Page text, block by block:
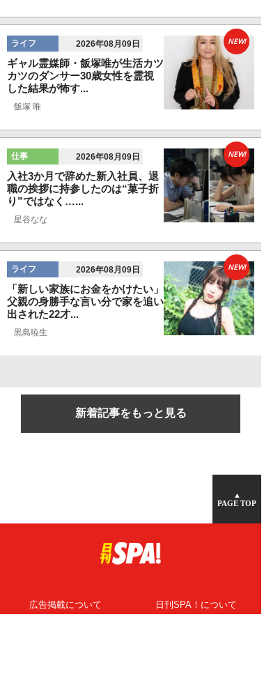
ライフ 2026年08月09日
ギャル霊媒師・飯塚唯が生活カツ
カツのダンサー30歳女性を霊視
した結果が怖す...
飯塚 唯
NEW!
仕事 2026年08月09日
入社3か月で辞めた新入社員、退
職の挨拶に持参したのは“菓子折
り”ではなく…...
星谷なな
NEW!
ライフ 2026年08月09日
「新しい家族にお金をかけたい」
父親の身勝手な言い分で家を追い
出された22才...
黒島暁生
NEW!
新着記事をもっと見る
▲
PAGE TOP
広告掲載について 日刊SPA！について